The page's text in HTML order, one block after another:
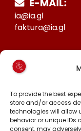
To provide the best
store and/or access
technologies will allow
behavior or unique IDs
consent, may
ia@ia.gl
faktura@ia.gl
25027388
KONTO
6471-1511626